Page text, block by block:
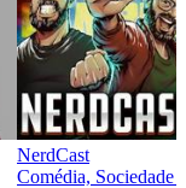
NerdCast
Comédia, Sociedade